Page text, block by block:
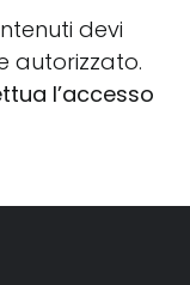
devi
autorizzato.
l’accesso